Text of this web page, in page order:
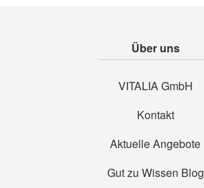
Über uns
VITALIA GmbH
Kontakt
Aktuelle Angebote
Gut zu Wissen Blog